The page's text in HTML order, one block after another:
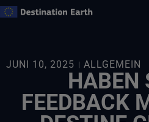
Zum
JUNI 10, 2025 ALLGEMEIN
HABEN
FEEDBACK